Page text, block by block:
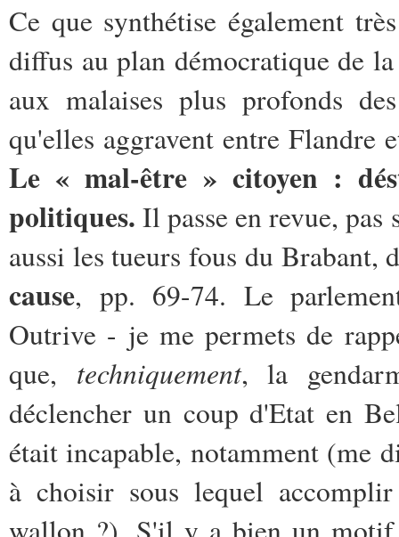
Ce que synthétise également
diffus au plan démocratique de
aux malaises plus profonds
qu'elles aggravent entre
Le « mal-être » citoyen :
politiques.Il passe en revue,
aussi les tueurs fous du Brabant,
cause, pp. 69-74. Le
Outrive - je me permets de
que, techniquement, la
déclencher un coup d'Etat en
était incapable, notamment (me
à choisir sous lequel